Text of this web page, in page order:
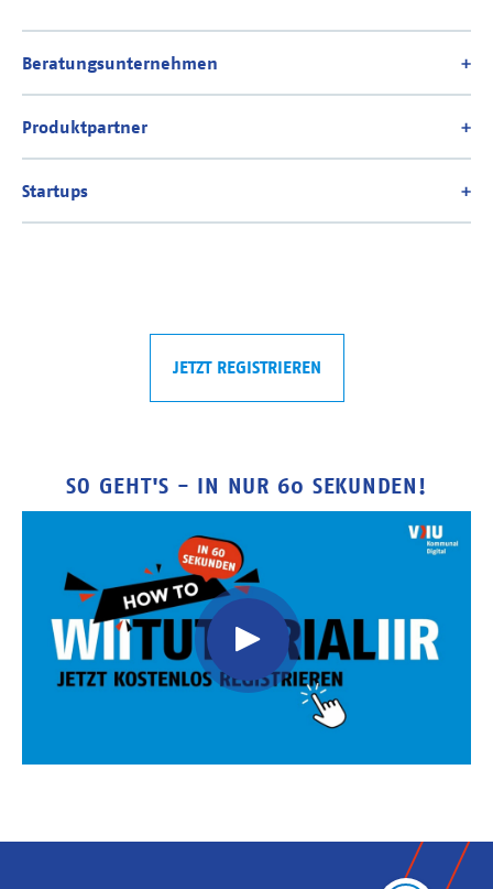
JETZT REGISTRIEREN
SO GEHT'S - IN NUR 60 SEKUNDEN!